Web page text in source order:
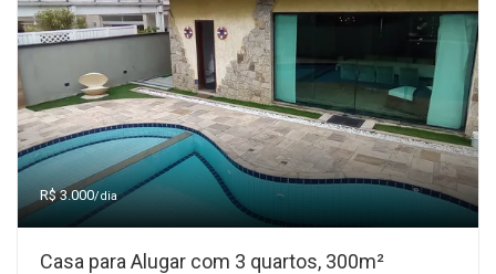
R$ 3.000/dia
Casa para Alugar com 3 quartos, 300m²